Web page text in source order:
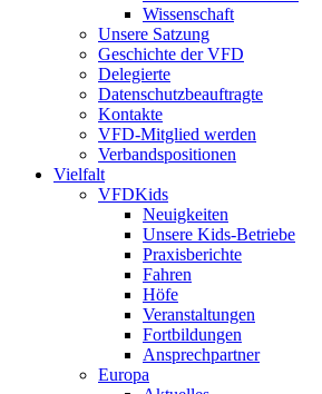
Wissenschaft
Unsere Satzung
Geschichte der VFD
Delegierte
Datenschutzbeauftragte
Kontakte
VFD-Mitglied werden
Verbandspositionen
Vielfalt
VFDKids
Neuigkeiten
Unsere Kids-Betriebe
Praxisberichte
Fahren
Höfe
Veranstaltungen
Fortbildungen
Ansprechpartner
Europa